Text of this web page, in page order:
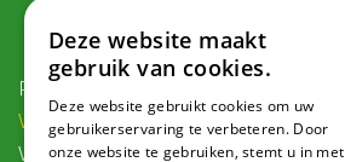
Postadres:
Veldweg 1, 5995 PG Kessel
Voor navigatie:
Deze website maakt
gebruik van cookies.
Deze website gebruikt cookies om uw
gebruikerservaring te verbeteren. Door
onze website te gebruiken, stemt u in met